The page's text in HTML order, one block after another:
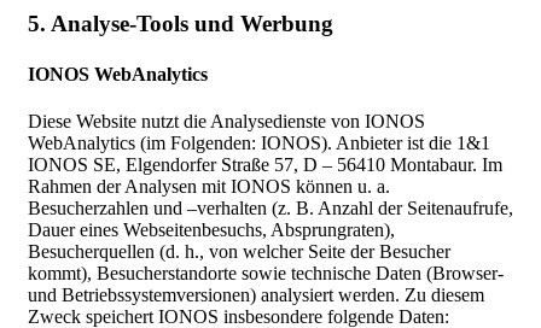
5. Analyse-Tools und Werbung
IONOS WebAnalytics
Diese Website nutzt die Analysedienste von IONOS
WebAnalytics (im Folgenden: IONOS). Anbieter ist die 1&1
IONOS SE, Elgendorfer Straße 57, D – 56410 Montabaur. Im
Rahmen der Analysen mit IONOS können u. a.
Besucherzahlen und –verhalten (z. B. Anzahl der Seitenaufrufe,
Dauer eines Webseitenbesuchs, Absprungraten),
Besucherquellen (d. h., von welcher Seite der Besucher
kommt), Besucherstandorte sowie technische Daten (Browser-
und Betriebssystemversionen) analysiert werden. Zu diesem
Zweck speichert IONOS insbesondere folgende Daten: